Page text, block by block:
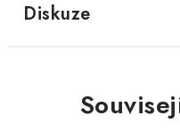
Diskuze